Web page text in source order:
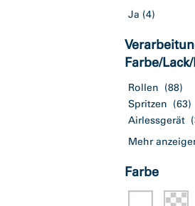
Ja (4)
Farbe/
Rollen (88)
Spritzen (63)
Airlessgerät
Mehr
Farbe